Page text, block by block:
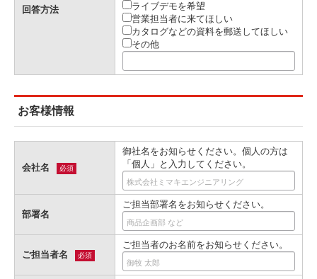
回答方法
ライブデモを希望
営業担当者に来てほしい
カタログなどの資料を郵送してほしい
その他
お客様情報
会社名 必須
御社名をお知らせください。個人の方は
「個人」と入力してください。
部署名
ご担当部署名をお知らせください。
ご担当者名 必須
ご担当者のお名前をお知らせください。